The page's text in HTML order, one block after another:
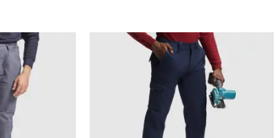
Fascia
di
16,99 €
24,27 €